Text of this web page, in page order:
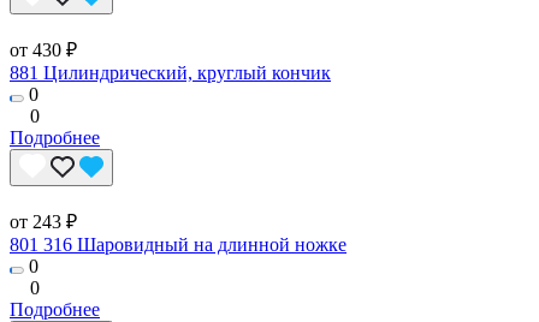
от 430 ₽
881 Цилиндрический, круглый кончик
0
0
Подробнее
от 243 ₽
801 316 Шаровидный на длинной ножке
0
0
Подробнее